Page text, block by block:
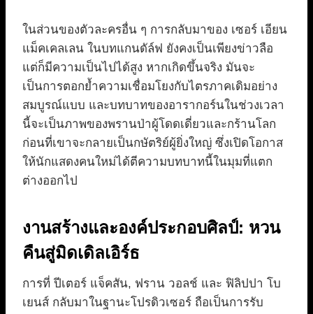
ในส่วนของตัวละครอื่น ๆ การกลับมาของ เซอร์ เอียน
แม็คเคลเลน ในบทแกนดัล์ฟ ยังคงเป็นเพียงข่าวลือ
แต่ก็มีความเป็นไปได้สูง หากเกิดขึ้นจริง มันจะ
เป็นการตอกย้ำความเชื่อมโยงกับไตรภาคเดิมอย่าง
สมบูรณ์แบบ และบทบาทของอารากอร์นในช่วงเวลา
นี้จะเป็นภาพของพรานป่าผู้โดดเดี่ยวและกร้านโลก
ก่อนที่เขาจะกลายเป็นกษัตริย์ผู้ยิ่งใหญ่ ซึ่งเปิดโอกาส
ให้นักแสดงคนใหม่ได้ตีความบทบาทนี้ในมุมที่แตก
ต่างออกไป
งานสร้างและองค์ประกอบศิลป์: หวน
คืนสู่มิดเดิลเอิร์ธ
การที่ ปีเตอร์ แจ็คสัน, ฟราน วอลช์ และ ฟิลิปปา โบ
เยนส์ กลับมาในฐานะโปรดิวเซอร์ ถือเป็นการรับ